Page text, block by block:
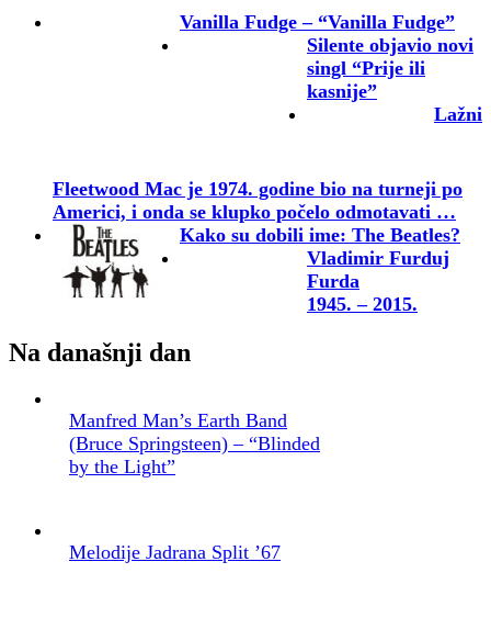
Vanilla Fudge – “Vanilla Fudge”
Silente objavio novi
singl “Prije ili
kasnije”
Lažni
Fleetwood Mac je 1974. godine bio na turneji po
Americi, i onda se klupko počelo odmotavati …
Kako su dobili ime: The Beatles?
Vladimir Furduj
Furda
1945. – 2015.
Na današnji dan
Manfred Man’s Earth Band
(Bruce Springsteen) – “Blinded
by the Light”
Melodije Jadrana Split ’67